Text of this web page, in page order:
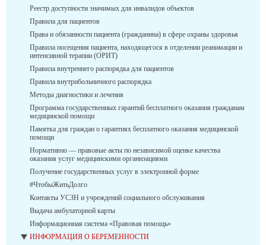
Реестр доступности значимых для инвалидов объектов
Правила для пациентов
Права и обязанности пациента (гражданина) в сфере охраны здоровья
Правила посещения пациента, находящегося в отделении реанимации и
интенсивной терапии (ОРИТ)
Правила внутреннего распорядка для пациентов
Правила внутрибольничного распорядка
Методы диагностики и лечения
Программа государственных гарантий бесплатного оказания гражданам
медицинской помощи
Памятка для граждан о гарантиях бесплатного оказания медицинской
помощи
Нормативно — правовые акты по независимой оценке качества
оказания услуг медицинскими организациями
Получение государственных услуг в электронной форме
#ЧтобыЖитьДолго
Контакты УСЗН и учреждений социального обслуживания
Выдача амбулаторной карты
Информационная система «Правовая помощь»
ИНФОРМАЦИЯ О БЕРЕМЕННОСТИ